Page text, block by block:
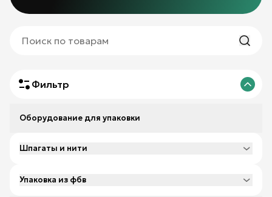
Фильтр
Оборудование для упаковки
Шпагаты и нити
Упаковка из фбв